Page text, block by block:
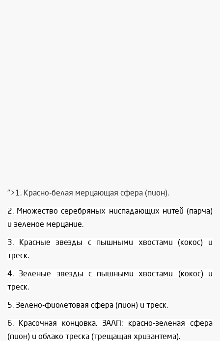
">1. Красно-белая мерцающая сфера (пион).
2. Множество серебряных ниспадающих нитей (парча)
и зеленое мерцание.
3. Красные звезды с пышными хвостами (кокос) и
треск.
4. Зеленые звезды с пышными хвостами (кокос) и
треск.
5. Зелено-фиолетовая сфера (пион) и треск.
6. Красочная концовка. ЗАЛП: красно-зеленая сфера
(пион) и облако треска (трещащая хризантема).